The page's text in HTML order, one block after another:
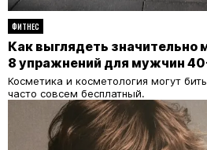
ФИТНЕС
Как выглядеть значительно
8 упражнений для мужчин
Косметика и косметология могут
часто совсем бесплатный.